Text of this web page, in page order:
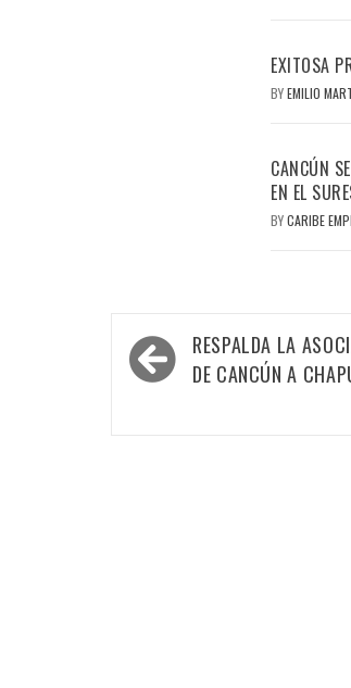
EXITOSA
BYEMILIO
CANCÚN
EN EL
BYCARIBE
Navegación
de
RESPALDA LA
DE CANCÚN A